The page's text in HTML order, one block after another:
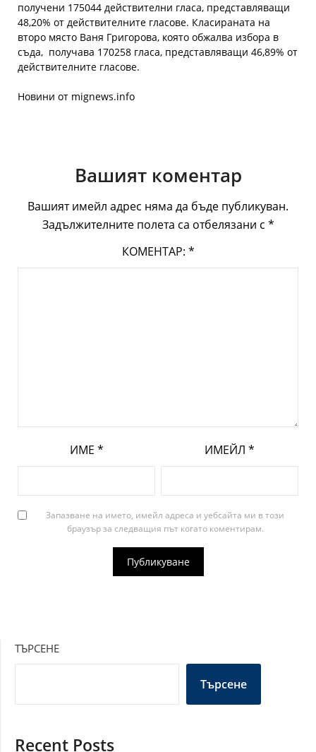
получени 175044 действителни гласа, представляващи
48,20% от действителните гласове. Класираната на
второ място Ваня Григорова, която обжалва избора в
съда, получава 170258 гласа, представляващи 46,89% от
действителните гласове.
Новини от mignews.info
Вашият коментар
Вашият имейл адрес няма да бъде публикуван.
Задължителните полета са отбелязани с *
КОМЕНТАР: *
ИМЕ * ИМЕЙЛ *
Запазване на името, имейл адреса и уебсайта ми в този
браузър за следващия път когато коментирам.
ТЪРСЕНЕ
Търсене
Recent Posts